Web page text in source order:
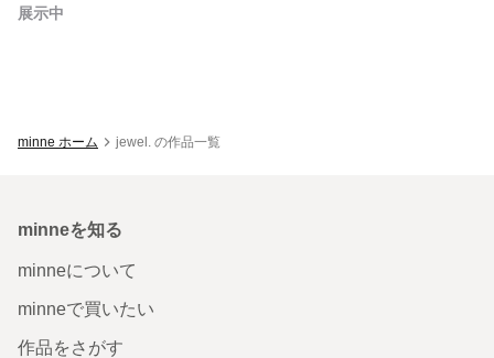
展示中
minne ホーム jewel. の作品一覧
minneを知る
minneについて
minneで買いたい
作品をさがす